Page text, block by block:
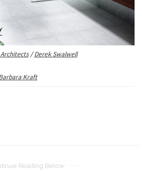
Architects/Derek Swalwell
Kraft
Reading Below